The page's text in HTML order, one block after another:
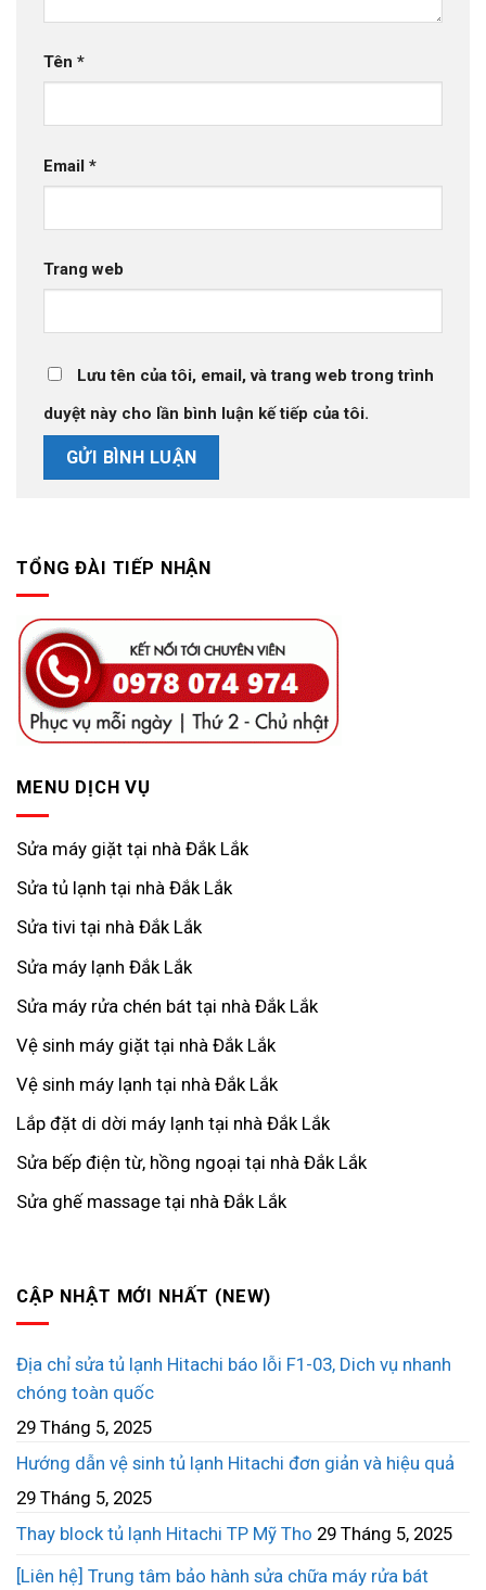
Tên *
Email *
Trang web
Lưu tên của tôi, email, và trang web trong trình
duyệt này cho lần bình luận kế tiếp của tôi.
TỔNG ĐÀI TIẾP NHẬN
MENU DỊCH VỤ
Sửa máy giặt tại nhà Đắk Lắk
Sửa tủ lạnh tại nhà Đắk Lắk
Sửa tivi tại nhà Đắk Lắk
Sửa máy lạnh Đắk Lắk
Sửa máy rửa chén bát tại nhà Đắk Lắk
Vệ sinh máy giặt tại nhà Đắk Lắk
Vệ sinh máy lạnh tại nhà Đắk Lắk
Lắp đặt di dời máy lạnh tại nhà Đắk Lắk
Sửa bếp điện từ, hồng ngoại tại nhà Đắk Lắk
Sửa ghế massage tại nhà Đắk Lắk
CẬP NHẬT MỚI NHẤT (NEW)
Địa chỉ sửa tủ lạnh Hitachi báo lỗi F1-03, Dich vụ nhanh
chóng toàn quốc
29 Tháng 5, 2025
Hướng dẫn vệ sinh tủ lạnh Hitachi đơn giản và hiệu quả
29 Tháng 5, 2025
Thay block tủ lạnh Hitachi TP Mỹ Tho 29 Tháng 5, 2025
[Liên hệ] Trung tâm bảo hành sửa chữa máy rửa bát